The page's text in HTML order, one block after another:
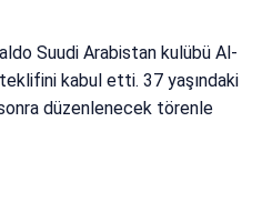
Suudi Arabistan kulübü Al-
teklifini kabul etti. 37 yaşındaki
düzenlenecek törenle